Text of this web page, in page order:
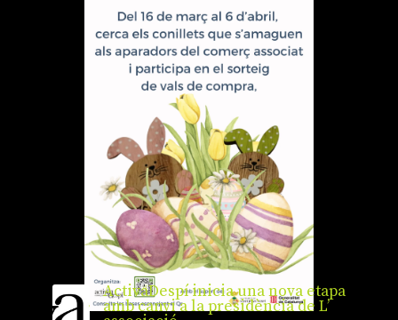
ActivaDespí inicia una nova etapa
amb canvi a la presidència de L’